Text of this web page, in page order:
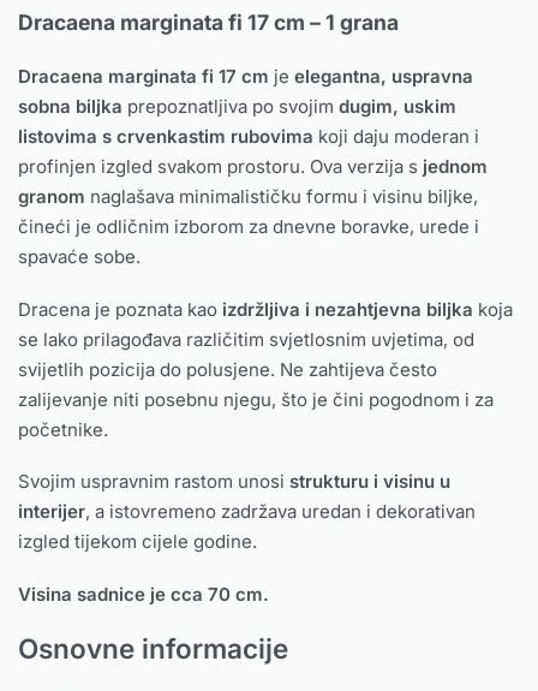
Dracaena marginata fi 17 cm – 1 grana
Dracaena marginata fi 17 cm je elegantna, uspravna
sobna biljka prepoznatljiva po svojim dugim, uskim
listovima s crvenkastim rubovima koji daju moderan i
profinjen izgled svakom prostoru. Ova verzija s jednom
granom naglašava minimalističku formu i visinu biljke,
čineći je odličnim izborom za dnevne boravke, urede i
spavaće sobe.
Dracena je poznata kao izdržljiva i nezahtjevna biljka koja
se lako prilagođava različitim svjetlosnim uvjetima, od
svijetlih pozicija do polusjene. Ne zahtijeva često
zalijevanje niti posebnu njegu, što je čini pogodnom i za
početnike.
Svojim uspravnim rastom unosi strukturu i visinu u
interijer, a istovremeno zadržava uredan i dekorativan
izgled tijekom cijele godine.
Visina sadnice je cca 70 cm.
Osnovne informacije